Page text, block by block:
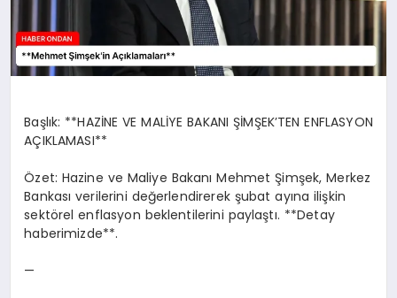
Başlık: **HAZİNE VE MALİYE BAKANI ŞİMŞEK’TEN ENFLASYON
AÇIKLAMASI**
Özet: Hazine ve Maliye Bakanı Mehmet Şimşek, Merkez
Bankası verilerini değerlendirerek şubat ayına ilişkin
sektörel enflasyon beklentilerini paylaştı. **Detay
haberimizde**.
—